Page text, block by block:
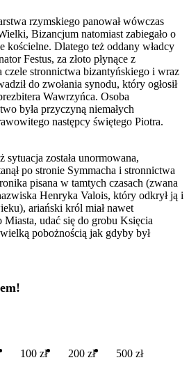
rzymskiego panował wówczas
Bizancjum natomiast zabiegało o
kościelne. Dlatego też oddany władcy
Festus, za złoto płynące z
czele stronnictwa bizantyńskiego i wraz
do zwołania synodu, który ogłosił
Wawrzyńca. Osoba
była przyczyną niemałych
następcy świętego Piotra.
sytuacja została unormowana,
po stronie Symmacha i stronnictwa
pisana w tamtych czasach (zwana
Henryka Valois, który odkrył ją i
ariański król miał nawet
udać się do grobu Księcia
pobożnością jak gdyby był
100 zł 200 zł 500 zł